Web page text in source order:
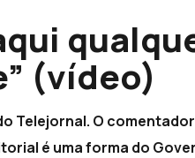
(vídeo)
Telejornal. O comentador
é uma forma do